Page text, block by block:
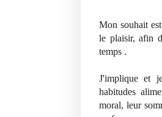
Mon souhait
le plaisir, afin
temps .
J'implique et
habitudes
moral, leur